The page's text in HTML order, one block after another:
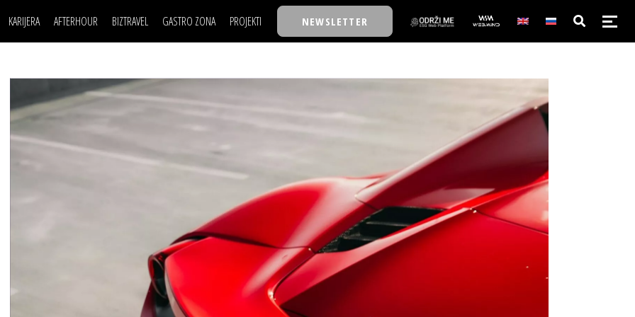
KARIJERA
LJUDI (HR)
MOJ UGAO
USAVRŠAVANJE
AFTERHOUR
KNJIGE
STIL
BIZTRAVEL GASTRO ZONA PROJEKTI
BIZKOLEGIJUM
BMW BIZNIS LIGA
BIZLIFE WEEK
IZJAVA GODINE
NEWSLETTER
POSAO
MOJ UGAO
USAVRŠAVANJE
FILM I SCENA
AUTO SVET
STIL
WELLBEING
NAJKOLEGA
30 ISPOD 30
BIZBENDOVI
BMW BIZNIS LIGA
BIZLIFE WEEK
IZJAVA GODINE